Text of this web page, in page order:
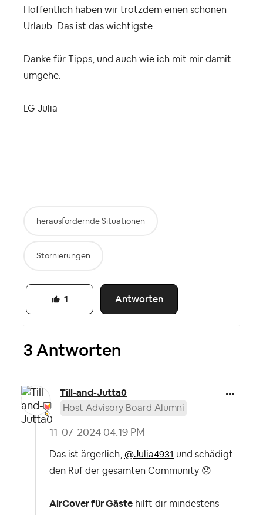
Hoffentlich haben wir trotzdem einen schönen
Urlaub. Das ist das wichtigste.
Danke für Tipps, und auch wie ich mit mir damit
umgehe.
LG Julia
herausfordernde Situationen
Stornierungen
Antworten
1
3 Antworten
Till-and-Jutta0
Host Advisory Board Alumni
‎11-07-2024 04:19 PM
Das ist ärgerlich, @Julia4931 und schädigt
den Ruf der gesamten Community 😞
AirCover für Gäste hilft dir mindestens